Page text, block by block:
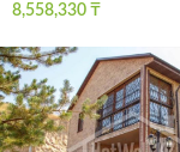
8,558,330 ₸